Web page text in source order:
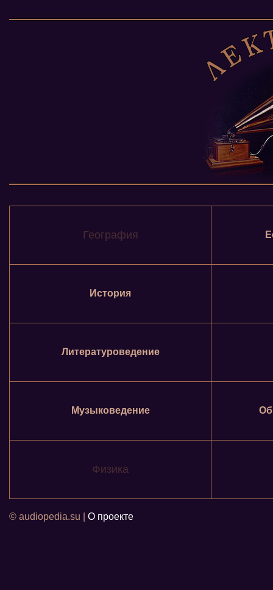
География
История
Литературоведение
Музыковедение
Физика
© audiopedia.su | О проекте